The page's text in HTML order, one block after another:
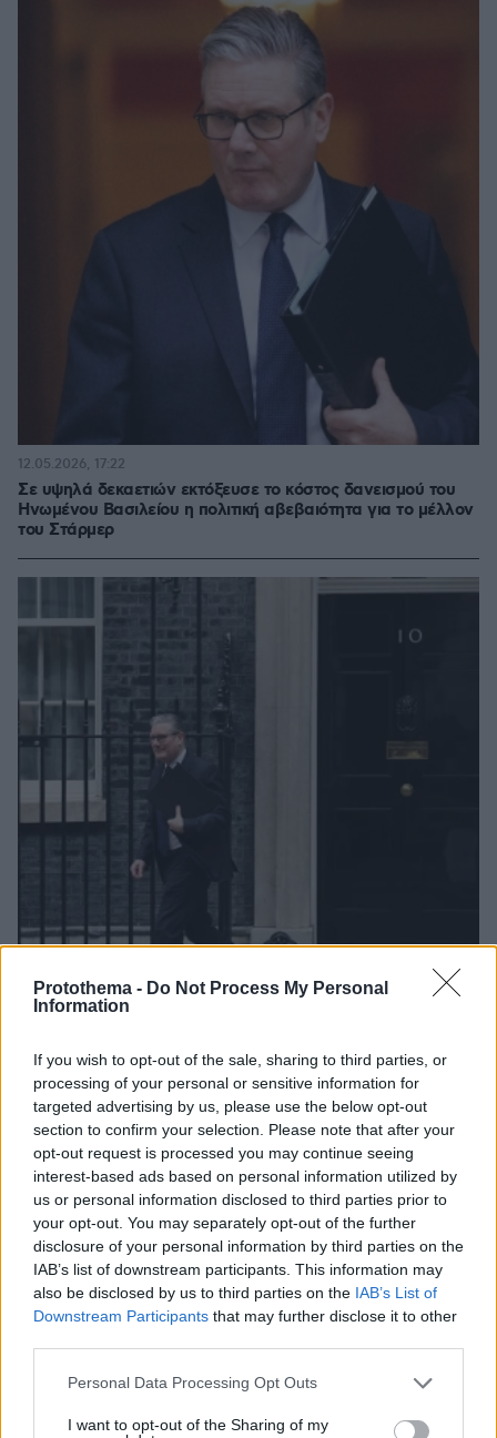
Protothema - Do Not Process My Personal
Information
If you wish to opt-out of the sale, sharing to third parties, or
processing of your personal or sensitive information for
targeted advertising by us, please use the below opt-out
section to confirm your selection. Please note that after your
opt-out request is processed you may continue seeing
interest-based ads based on personal information utilized by
us or personal information disclosed to third parties prior to
your opt-out. You may separately opt-out of the further
disclosure of your personal information by third parties on the
IAB’s list of downstream participants. This information may
also be disclosed by us to third parties on the IAB’s List of
Downstream Participants that may further disclose it to other
Please note that this website/app uses one or more Google
not limited to your visit or usage behaviour. You may click to
Personal Data Processing Opt Outs
I want to opt-out of the Sharing of my
Σε υψηλά δεκαετιών εκτόξευσε το κόστος δανεισμού του
Ηνωμένου Βασιλείου η πολιτική αβεβαιότητα για το μέλλον
του Στάρμερ
12.05.2026, 17:22
Στο χείλος του γκρεμού ο Στάρμερ: Παραιτήθηκε υπουργός
του, σχεδόν 80 βουλευτές των Εργατικών ζητούν την
αποχώρησή του
12.05.2026, 11:51
Thema Insights